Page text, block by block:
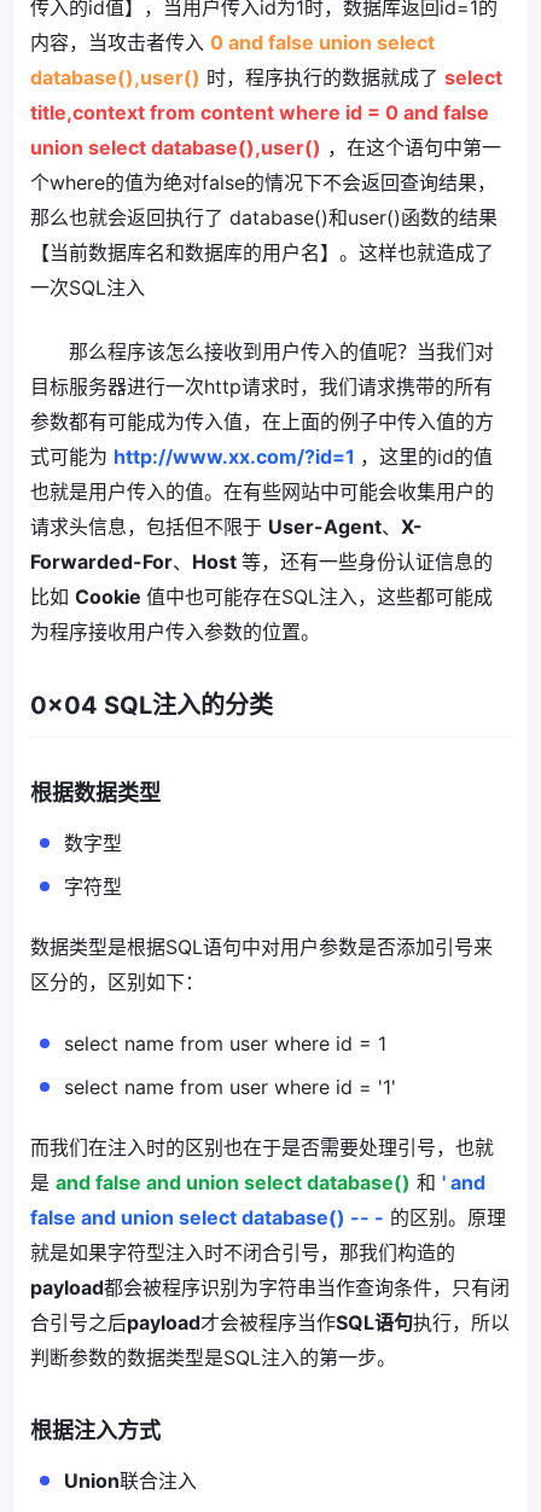
传入的id值】，当用户传入id为1时，数据库返回id=1的
内容，当攻击者传入 0 and false union select
database(),user() 时，程序执行的数据就成了 select
title,context from content where id = 0 and false
union select database(),user() ，在这个语句中第一
个where的值为绝对false的情况下不会返回查询结果，
那么也就会返回执行了 database()和user()函数的结果
【当前数据库名和数据库的用户名】。这样也就造成了
一次SQL注入
那么程序该怎么接收到用户传入的值呢？当我们对
目标服务器进行一次http请求时，我们请求携带的所有
参数都有可能成为传入值，在上面的例子中传入值的方
式可能为 http://www.xx.com/?id=1 ，这里的id的值
也就是用户传入的值。在有些网站中可能会收集用户的
请求头信息，包括但不限于 User-Agent、 X-
Forwarded-For、 Host 等，还有一些身份认证信息的
比如 Cookie 值中也可能存在SQL注入，这些都可能成
为程序接收用户传入参数的位置。
0x04 SQL注入的分类
根据数据类型
数字型
字符型
数据类型是根据SQL语句中对用户参数是否添加引号来
区分的，区别如下：
select name from user where id = 1
select name from user where id = '1'
而我们在注入时的区别也在于是否需要处理引号，也就
是 and false and union select database() 和 ' and
false and union select database() -- - 的区别。原理
就是如果字符型注入时不闭合引号，那我们构造的
payload都会被程序识别为字符串当作查询条件，只有闭
合引号之后payload才会被程序当作SQL语句执行，所以
判断参数的数据类型是SQL注入的第一步。
根据注入方式
Union联合注入